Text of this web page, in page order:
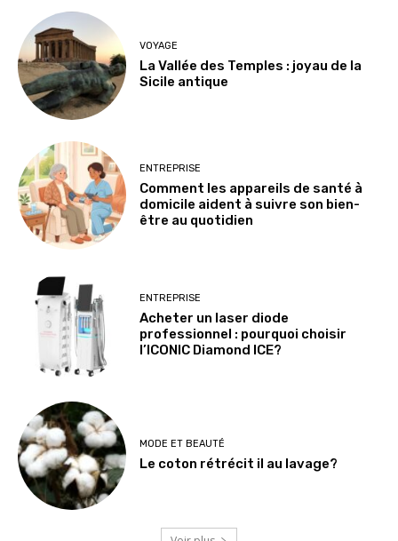
VOYAGE
La Vallée des Temples : joyau de la
Sicile antique
ENTREPRISE
Comment les appareils de santé à
domicile aident à suivre son bien-
être au quotidien
ENTREPRISE
Acheter un laser diode
professionnel : pourquoi choisir
l’ICONIC Diamond ICE?
MODE ET BEAUTÉ
Le coton rétrécit il au lavage?